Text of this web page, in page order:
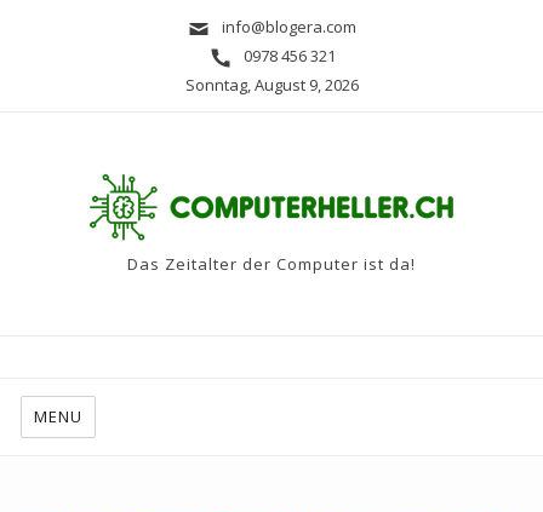
info@blogera.com
0978 456 321
Sonntag, August 9, 2026
Das Zeitalter der Computer ist da!
MENU